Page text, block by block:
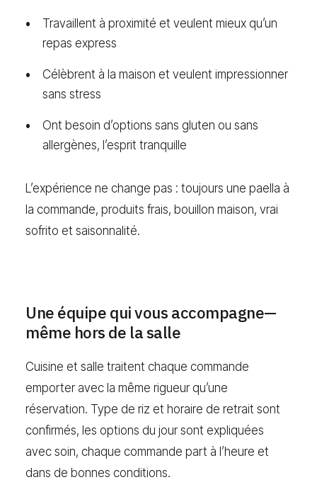
Travaillent à proximité et veulent mieux qu’un
repas express
Célèbrent à la maison et veulent impressionner
sans stress
Ont besoin d’options sans gluten ou sans
allergènes, l’esprit tranquille
L’expérience ne change pas : toujours une paella à
la commande, produits frais, bouillon maison, vrai
sofrito et saisonnalité.
Une équipe qui vous accompagne—
même hors de la salle
Cuisine et salle traitent chaque commande
emporter avec la même rigueur qu’une
réservation. Type de riz et horaire de retrait sont
confirmés, les options du jour sont expliquées
avec soin, chaque commande part à l’heure et
dans de bonnes conditions.